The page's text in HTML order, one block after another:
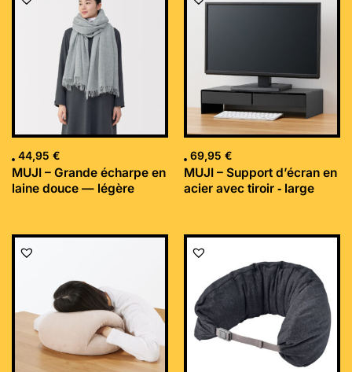
44,95 €
MUJI – Grande écharpe en
laine douce — légère
69,95 €
MUJI – Support d’écran en
acier avec tiroir ‐ large